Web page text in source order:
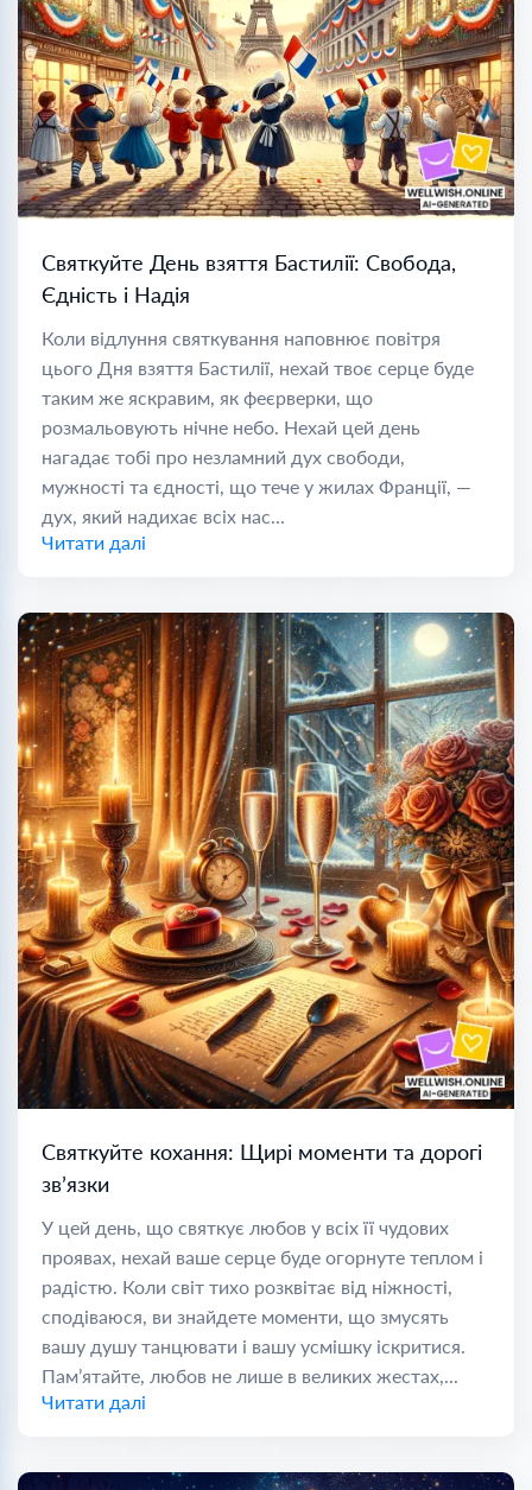
Святкуйте День взяття Бастилії: Свобода,
Єдність і Надія
Коли відлуння святкування наповнює повітря
цього Дня взяття Бастилії, нехай твоє серце буде
таким же яскравим, як феєрверки, що
розмальовують нічне небо. Нехай цей день
нагадає тобі про незламний дух свободи,
мужності та єдності, що тече у жилах Франції, —
дух, який надихає всіх нас...
Читати далі
Святкуйте кохання: Щирі моменти та дорогі
зв’язки
У цей день, що святкує любов у всіх її чудових
проявах, нехай ваше серце буде огорнуте теплом і
радістю. Коли світ тихо розквітає від ніжності,
сподіваюся, ви знайдете моменти, що змусять
вашу душу танцювати і вашу усмішку іскритися.
Пам’ятайте, любов не лише в великих жестах,...
Читати далі